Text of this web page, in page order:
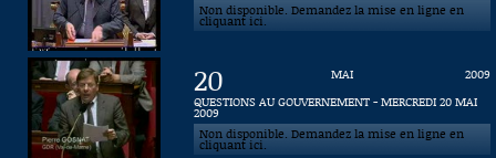
Non disponible. Demandez la mise en ligne en
cliquant ici.
20 MAI
2009
QUESTIONS AU GOUVERNEMENT - MERCREDI 20 MAI
2009
Non disponible. Demandez la mise en ligne en
cliquant ici.